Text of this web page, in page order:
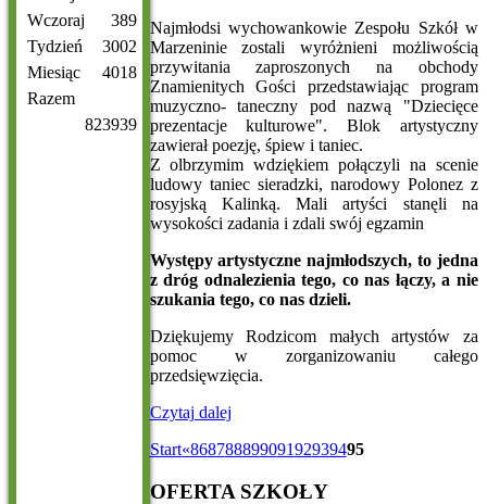
Najmłodsi wychowankowie Zespołu Szkół w
Marzeninie zostali wyróżnieni możliwością
przywitania zaproszonych na obchody
Znamienitych Gości przedstawiając program
muzyczno- taneczny pod nazwą "Dziecięce
prezentacje kulturowe". Blok artystyczny
zawierał poezję, śpiew i taniec.
Z olbrzymim wdziękiem połączyli na scenie
ludowy taniec sieradzki, narodowy Polonez z
rosyjską Kalinką. Mali artyści stanęli na
wysokości zadania i zdali swój egzamin
Występy artystyczne najmłodszych, to jedna
z dróg odnalezienia tego, co nas łączy, a nie
szukania tego, co nas dzieli.
Dziękujemy Rodzicom małych artystów za
pomoc w zorganizowaniu całego
przedsięwzięcia.
Czytaj dalej
Start«86878889909192939495
OFERTASZKOŁY
Wczoraj
Tydzień
Miesiąc
Razem
389
3002
4018
823939